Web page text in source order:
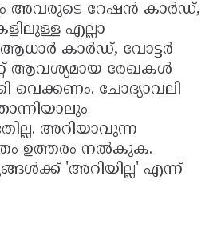
റേഷൻ കാർഡ്,
എല്ലാ
കാർഡ്, വോട്ടർ
ആവശ്യമായ രേഖകൾ
വെക്കണം. ചോദ്യാവലി
അറിയാവുന്ന
ഉത്തരം നൽകുക.
'അറിയില്ല' എന്ന്